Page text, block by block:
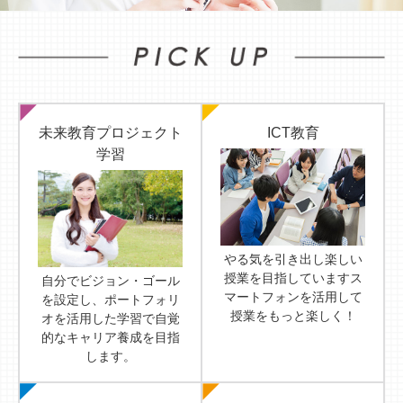
未来教育プロジェクト
学習
自分でビジョン・ゴール
を設定し、ポートフォリ
オを活用した学習で自覚
的なキャリア養成を目指
します。
ICT教育
やる気を引き出し楽しい
授業を目指していますス
マートフォンを活用して
授業をもっと楽しく！